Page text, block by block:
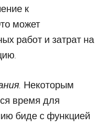
к
может
работ и затрат на
Некоторым
время для
биде с функцией